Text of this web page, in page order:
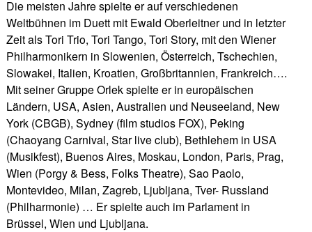
Die meisten Jahre spielte er auf verschiedenen
Weltbühnen im Duett mit Ewald Oberleitner und in letzter
Zeit als Tori Trio, Tori Tango, Tori Story, mit den Wiener
Philharmonikern in Slowenien, Österreich, Tschechien,
Slowakei, Italien, Kroatien, Großbritannien, Frankreich….
Mit seiner Gruppe Orlek spielte er in europäischen
Ländern, USA, Asien, Australien und Neuseeland, New
York (CBGB), Sydney (film studios FOX), Peking
(Chaoyang Carnival, Star live club), Bethlehem in USA
(Musikfest), Buenos Aires, Moskau, London, Paris, Prag,
Wien (Porgy & Bess, Folks Theatre), Sao Paolo,
Montevideo, Milan, Zagreb, Ljubljana, Tver- Russland
(Philharmonie) … Er spielte auch im Parlament in
Brüssel, Wien und Ljubljana.